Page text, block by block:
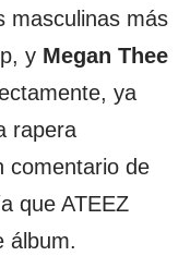
masculinas más
y Megan Thee
ya
rapera
comentario de
que ATEEZ
álbum.